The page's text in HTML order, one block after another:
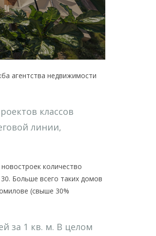
агентства недвижимости
классов
линии,
количество
Больше всего таких домов
(свыше 30%
за 1 кв. м. В целом